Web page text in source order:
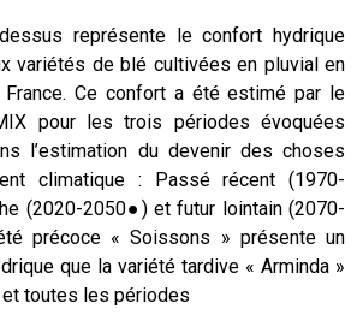
représente le confort hydrique
variétés de blé cultivées en pluvial en
Ce confort a été estimé par le
pour les trois périodes évoquées
l’estimation du devenir des choses
climatique : Passé récent (1970-
(2020-2050●) et futur lointain (2070-
précoce « Soissons » présente un
que la variété tardive « Arminda »
toutes les périodes